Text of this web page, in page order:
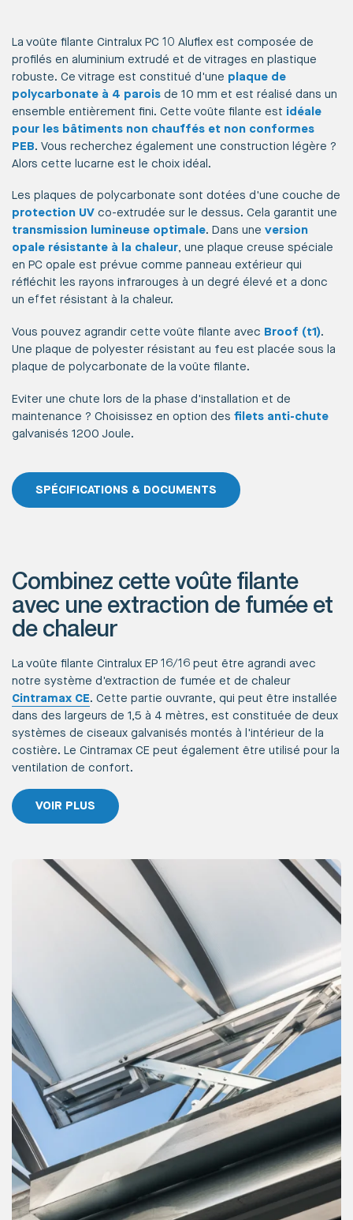
La voûte filante Cintralux PC 10 Aluflex est composée de
profilés en aluminium extrudé et de vitrages en plastique
robuste. Ce vitrage est constitué d'une plaque de
polycarbonate à 4 parois de 10 mm et est réalisé dans un
ensemble entièrement fini. Cette voûte filante est idéale
pour les bâtiments non chauffés et non conformes
PEB. Vous recherchez également une construction légère ?
Alors cette lucarne est le choix idéal.
Les plaques de polycarbonate sont dotées d'une couche de
protection UV co-extrudée sur le dessus. Cela garantit une
transmission lumineuse optimale. Dans une version
opale résistante à la chaleur, une plaque creuse spéciale
en PC opale est prévue comme panneau extérieur qui
réfléchit les rayons infrarouges à un degré élevé et a donc
un effet résistant à la chaleur.
Vous pouvez agrandir cette voûte filante avec Broof (t1).
Une plaque de polyester résistant au feu est placée sous la
plaque de polycarbonate de la voûte filante.
Eviter une chute lors de la phase d'installation et de
maintenance ? Choisissez en option des filets anti-chute
galvanisés 1200 Joule.
SPÉCIFICATIONS & DOCUMENTS
Combinez cette voûte filante
avec une extraction de fumée et
de chaleur
La voûte filante Cintralux EP 16/16 peut être agrandi avec
notre système d'extraction de fumée et de chaleur
Cintramax CE. Cette partie ouvrante, qui peut être installée
dans des largeurs de 1,5 à 4 mètres, est constituée de deux
systèmes de ciseaux galvanisés montés à l'intérieur de la
costière. Le Cintramax CE peut également être utilisé pour la
ventilation de confort.
VOIR PLUS